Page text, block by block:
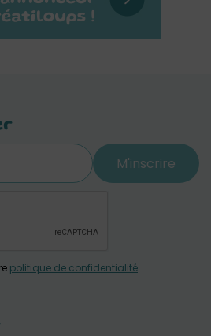
M'inscrire
politique de confidentialité